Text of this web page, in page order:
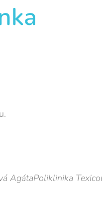
AgátaPoliklinika